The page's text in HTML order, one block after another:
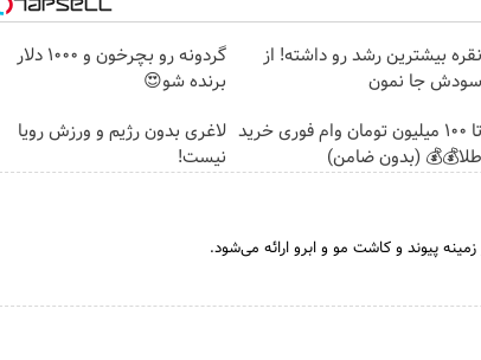
نقره بیشترین رشد رو داشته! از
سودش جا نمون
گردونه رو بچرخون و 1000 دلار
برنده شو😍
تا 100 میلیون تومان وام فوری خرید
طلا💰💰 (بدون ضامن)
لاغری بدون رژیم و ورزش رویا
نیست!
پیوند و کاشت مو و ابرو ارائه می‌شود.